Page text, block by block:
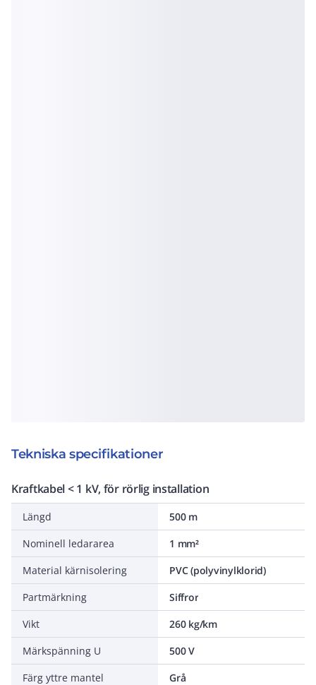
Tekniska specifikationer
Kraftkabel < 1 kV, för rörlig installation
Längd
500 m
Nominell ledararea
1 mm²
Material kärnisolering
PVC (polyvinylklorid)
Partmärkning
Siffror
Vikt
260 kg/km
Märkspänning U
500 V
Färg yttre mantel
Grå